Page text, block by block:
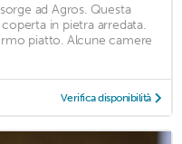
ad Agros. Questa
in pietra arredata.
piatto. Alcune camere
Verifica disponibilità